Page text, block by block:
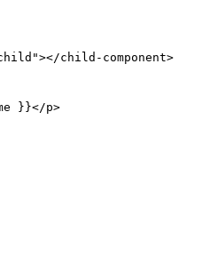
child-component>
}}</p>